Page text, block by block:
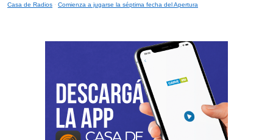
Casa de Radios · Comienza a jugarse la séptima fecha del Apertura